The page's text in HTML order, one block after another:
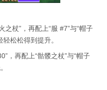
之杖”，再配上“服 #7”与“帽子
松松得到提升。
，再配上“骷髅之杖”与“帽子